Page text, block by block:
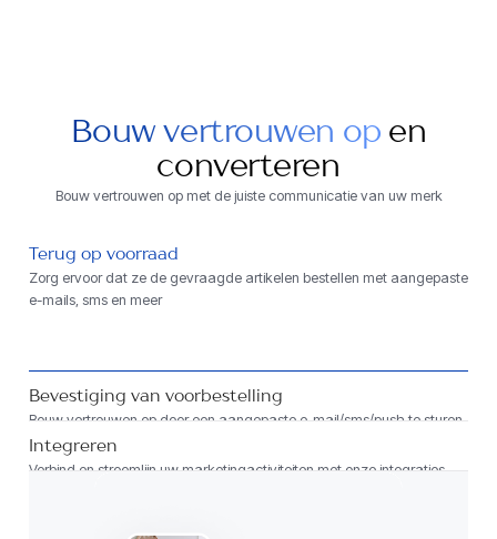
Bouw vertrouwen op en
converteren
Bouw vertrouwen op met de juiste communicatie van uw merk
Terug op voorraad
Zorg ervoor dat ze de gevraagde artikelen bestellen met aangepaste
e-mails, sms en meer
Bevestiging van voorbestelling
Bouw vertrouwen op door een aangepaste e-mail/sms/push te sturen
Integreren
Verbind en stroomlijn uw marketingactiviteiten met onze integraties